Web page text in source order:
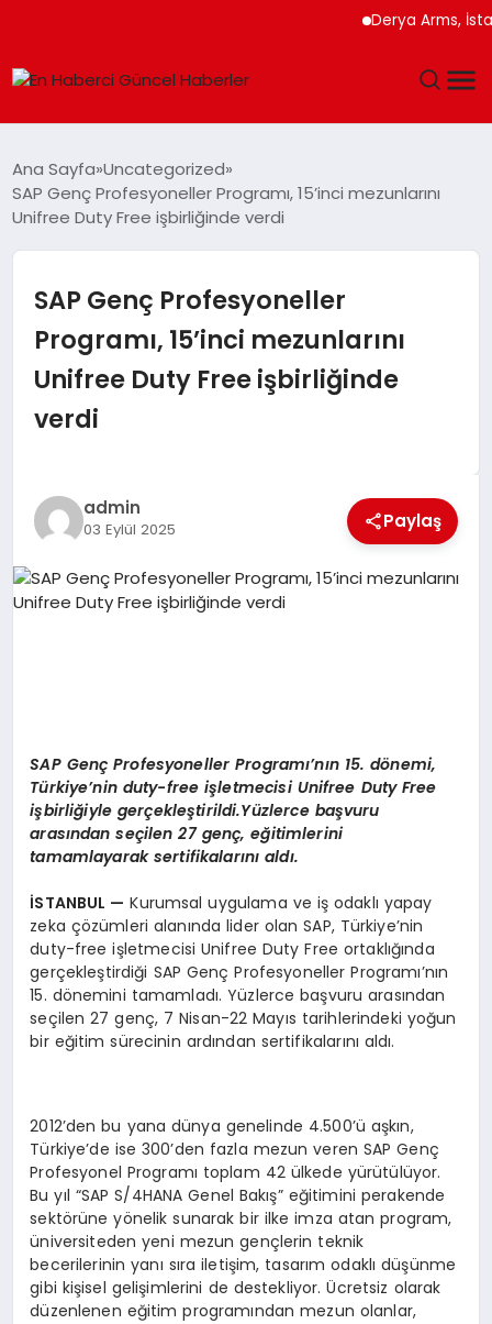
Derya Arms,
SPOR
MAGAZIN
EKONOMI
SIYASET
Ana Sayfa Uncategorized
SAP Genç Profesyoneller Programı, 15’inci mezunlarını
Unifree Duty Free işbirliğinde verdi
SAP Genç Profesyoneller
Programı, 15’inci mezunlarını
Unifree Duty Free işbirliğinde
verdi
admin
03 Eylül 2025 Paylaş
SAP Genç Profesyoneller Programı’nın 15. dönemi,
Türkiye’nin duty-free işletmecisi Unifree Duty Free
işbirliğiyle gerçekleştirildi.Yüzlerce başvuru
arasından seçilen 27 genç, eğitimlerini
tamamlayarak sertifikalarını aldı.
İSTANBUL — Kurumsal uygulama ve iş odaklı yapay
zeka çözümleri alanında lider olan SAP, Türkiye’nin
duty-free işletmecisi Unifree Duty Free ortaklığında
gerçekleştirdiği SAP Genç Profesyoneller Programı’nın
15. dönemini tamamladı. Yüzlerce başvuru arasından
seçilen 27 genç, 7 Nisan-22 Mayıs tarihlerindeki yoğun
bir eğitim sürecinin ardından sertifikalarını aldı.
2012’den bu yana dünya genelinde 4.500’ü aşkın,
Türkiye’de ise 300’den fazla mezun veren SAP Genç
Profesyonel Programı toplam 42 ülkede yürütülüyor.
Bu yıl “SAP S/4HANA Genel Bakış” eğitimini perakende
sektörüne yönelik sunarak bir ilke imza atan program,
üniversiteden yeni mezun gençlerin teknik
becerilerinin yanı sıra iletişim, tasarım odaklı düşünme
gibi kişisel gelişimlerini de destekliyor. Ücretsiz olarak
düzenlenen eğitim programından mezun olanlar,